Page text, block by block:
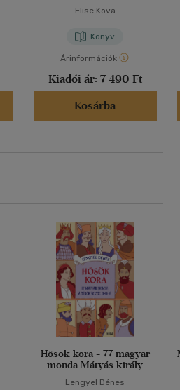
Elise Kova
Könyv
Árinformációk
Kiadói ár: 7 490 Ft
Kosárba
Hősök kora - 77 magyar
monda Mátyás király
Lengyel Dénes